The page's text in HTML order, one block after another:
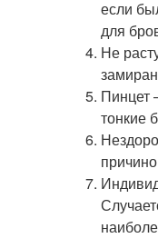
если
для
Не
Пинцет
тонкие